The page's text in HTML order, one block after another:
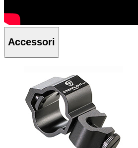
Accessori